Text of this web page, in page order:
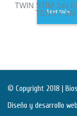
TWIN STIM 2da
TENS Y
Leer más
© Copyright 2018 |
Diseño y desarrollo web